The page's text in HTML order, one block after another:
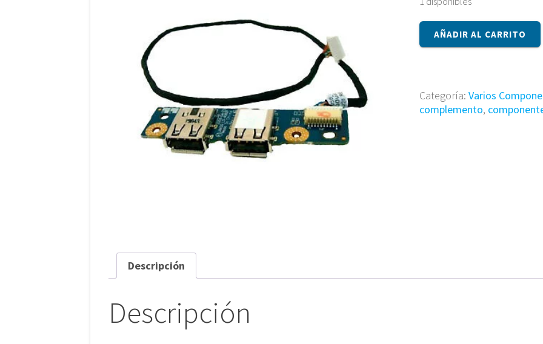
Componente
4359JV32L11
AÑADIR AL CARRITO
Categoría: Varios
complemento,
Descripción
Descripción